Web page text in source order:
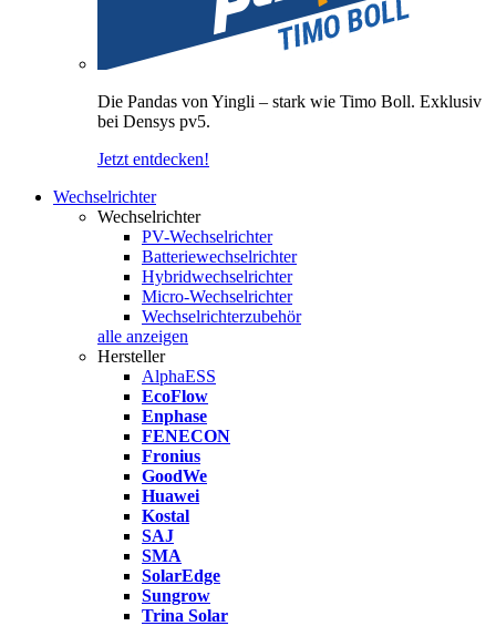
Die Pandas von Yingli – stark wie Timo Boll. Exklusiv
bei Densys pv5.
Jetzt entdecken!
Wechselrichter
Wechselrichter
PV-Wechselrichter
Batteriewechselrichter
Hybridwechselrichter
Micro-Wechselrichter
Wechselrichterzubehör
alle anzeigen
Hersteller
AlphaESS
EcoFlow
Enphase
FENECON
Fronius
GoodWe
Huawei
Kostal
SAJ
SMA
SolarEdge
Sungrow
Trina Solar